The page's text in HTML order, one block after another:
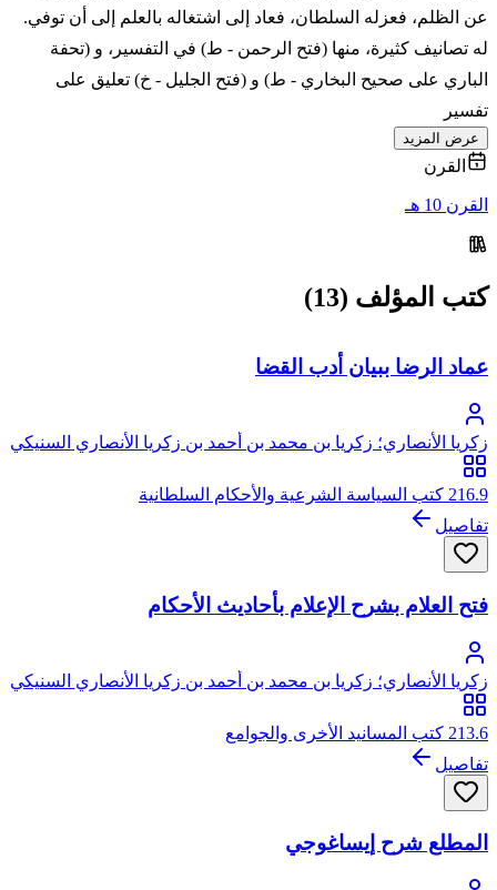
عن الظلم، فعزله السلطان، فعاد إلى اشتغاله بالعلم إلى أن توفي.
له تصانيف كثيرة، منها (فتح الرحمن - ط) في التفسير، و (تحفة
الباري على صحيح البخاري - ط) و (فتح الجليل - خ) تعليق على
تفسير
عرض المزيد
القرن
القرن 10 هـ
كتب المؤلف (13)
عماد الرضا ببيان أدب القضا
زكريا الأنصاري؛ زكريا بن محمد بن أحمد بن زكريا الأنصاري السنيكي
المصري الشافعي، أبو يحيى
216.9 كتب السياسة الشرعية والأحكام السلطانية
تفاصيل
فتح العلام بشرح الإعلام بأحاديث الأحكام
زكريا الأنصاري؛ زكريا بن محمد بن أحمد بن زكريا الأنصاري السنيكي
المصري الشافعي، أبو يحيى
213.6 كتب المسانيد الأخرى والجوامع
تفاصيل
المطلع شرح إيساغوجي